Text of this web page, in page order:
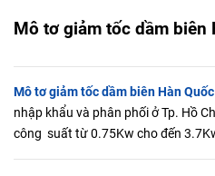
Mô tơ giảm tốc dầm biên
Mô tơ giảm tốc dầm biên Hàn Quốc
nhập khẩu và phân phối ở Tp. Hồ
công suất từ 0.75Kw cho đến